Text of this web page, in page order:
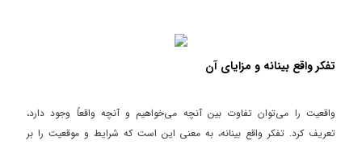
تفکر واقع بینانه و مزایای آن
واقعیت را می‌توان تفاوت بین آنچه می‌خواهیم و آنچه واقعاً وجود دارد،
تعریف کرد. تفکر واقع بینانه، به معنی این است که شرایط و موقعیت را بر